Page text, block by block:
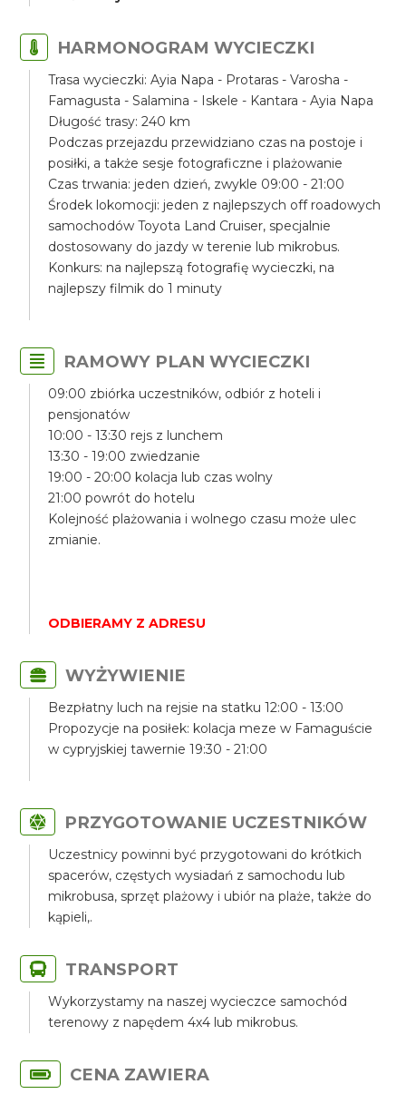
HARMONOGRAM WYCIECZKI
Trasa wycieczki: Ayia Napa - Protaras - Varosha -
Famagusta - Salamina - Iskele - Kantara - Ayia Napa
Długość trasy: 240 km
Podczas przejazdu przewidziano czas na postoje i
posiłki, a także sesje fotograficzne i plażowanie
Czas trwania: jeden dzień, zwykle 09:00 - 21:00
Środek lokomocji: jeden z najlepszych off roadowych
samochodów Toyota Land Cruiser, specjalnie
dostosowany do jazdy w terenie lub mikrobus.
Konkurs: na najlepszą fotografię wycieczki, na
najlepszy filmik do 1 minuty
RAMOWY PLAN WYCIECZKI
09:00 zbiórka uczestników, odbiór z hoteli i
pensjonatów
10:00 - 13:30 rejs z lunchem
13:30 - 19:00 zwiedzanie
19:00 - 20:00 kolacja lub czas wolny
21:00 powrót do hotelu
Kolejność plażowania i wolnego czasu może ulec
zmianie.
ODBIERAMY Z ADRESU
WYŻYWIENIE
Bezpłatny luch na rejsie na statku 12:00 - 13:00
Propozycje na posiłek: kolacja meze w Famaguście
w cypryjskiej tawernie 19:30 - 21:00
PRZYGOTOWANIE UCZESTNIKÓW
Uczestnicy powinni być przygotowani do krótkich
spacerów, częstych wysiadań z samochodu lub
mikrobusa, sprzęt plażowy i ubiór na plaże, także do
kąpieli,.
TRANSPORT
Wykorzystamy na naszej wycieczce samochód
terenowy z napędem 4x4 lub mikrobus.
CENA ZAWIERA